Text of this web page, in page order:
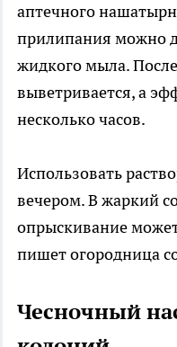
аптечного
прилипания можно
жидкого мыла.
выветривается, а
несколько часов.
Использовать
вечером. В жаркий
опрыскивание
пишет огородница
Чесночный